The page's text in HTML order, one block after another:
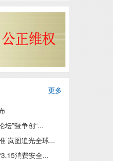
更多
坛”暨争创“...
岚图追光全球...
消费安全...